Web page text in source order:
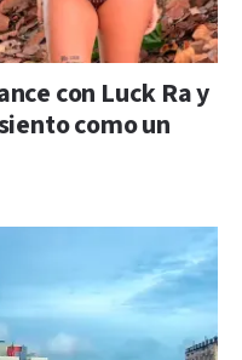
con Luck Ra y
como un